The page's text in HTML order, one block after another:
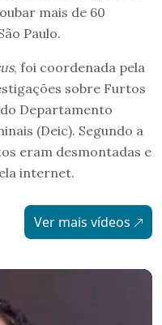
mais de 60
Paulo.
, foi coordenada pela
sobre Furtos
do Departamento
(Deic). Segundo a
eram desmontadas e
internet.
Ver mais vídeos